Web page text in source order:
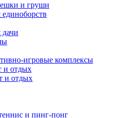
и груши
дачи
игровые комплексы
и отдых
и отдых
и пинг-понг